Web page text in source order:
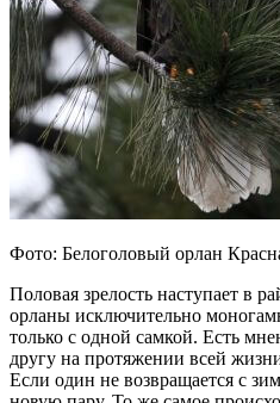
Фото: Белоголовый орлан
Половая зрелость наступает в
орланы исключительно
только с одной самкой. Есть
другу на протяжении всей
Если один не возвращается с